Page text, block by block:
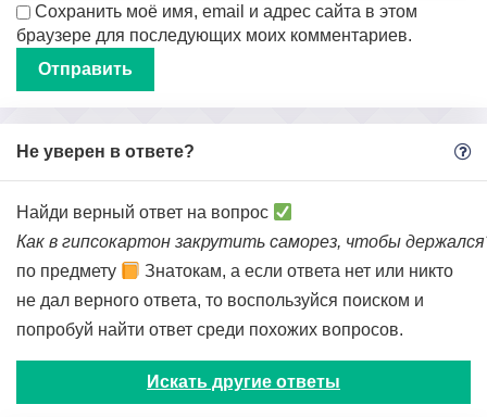
Сохранить моё имя, email и адрес сайта в этом
браузере для последующих моих комментариев.
Не уверен в ответе?
Найди верный ответ на вопрос
Как в гипсокартон закрутить саморез, чтобы
по предмету
Знатокам, а если ответа нет или никто
не дал верного ответа, то воспользуйся поиском и
попробуй найти ответ среди похожих вопросов.
Искать другие ответы